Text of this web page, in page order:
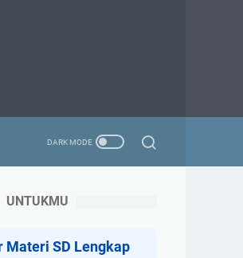
UNTUKMU
Materi SD Lengkap